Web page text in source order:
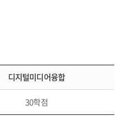
디지털미디어융합
30학점